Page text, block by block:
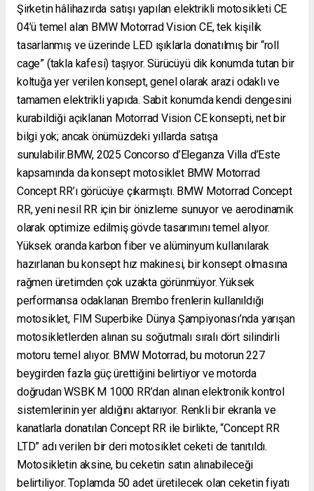
Şirketin hâlihazırda satışı yapılan elektrikli motosikleti CE
04’ü temel alan BMW Motorrad Vision CE, tek kişilik
tasarlanmış ve üzerinde LED ışıklarla donatılmış bir “roll
cage” (takla kafesi) taşıyor. Sürücüyü dik konumda tutan bir
koltuğa yer verilen konsept, genel olarak arazi odaklı ve
tamamen elektrikli yapıda. Sabit konumda kendi dengesini
kurabildiği açıklanan Motorrad Vision CE konsepti, net bir
bilgi yok; ancak önümüzdeki yıllarda satışa
sunulabilir.BMW, 2025 Concorso d’Eleganza Villa d’Este
kapsamında da konsept motosiklet BMW Motorrad
Concept RR’ı görücüye çıkarmıştı. BMW Motorrad Concept
RR, yeni nesil RR için bir önizleme sunuyor ve aerodinamik
olarak optimize edilmiş gövde tasarımını temel alıyor.
Yüksek oranda karbon fiber ve alüminyum kullanılarak
hazırlanan bu konsept hız makinesi, bir konsept olmasına
rağmen üretimden çok uzakta görünmüyor. Yüksek
performansa odaklanan Brembo frenlerin kullanıldığı
motosiklet, FIM Superbike Dünya Şampiyonası’nda yarışan
motosikletlerden alınan su soğutmalı sıralı dört silindirli
motoru temel alıyor. BMW Motorrad, bu motorun 227
beygirden fazla güç ürettiğini belirtiyor ve motorda
doğrudan WSBK M 1000 RR’dan alınan elektronik kontrol
sistemlerinin yer aldığını aktarıyor. Renkli bir ekranla ve
kanatlarla donatılan Concept RR ile birlikte, “Concept RR
LTD” adı verilen bir deri motosiklet ceketi de tanıtıldı.
Motosikletin aksine, bu ceketin satın alınabileceği
belirtiliyor. Toplamda 50 adet üretilecek olan ceketin fiyatı